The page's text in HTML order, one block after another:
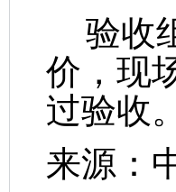
验收
价，现
过验收。
来源：